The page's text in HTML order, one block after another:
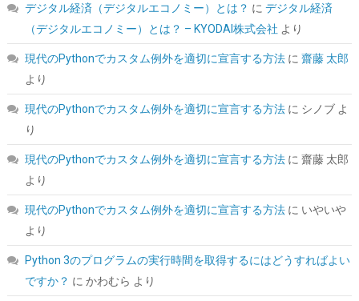
ュ256MB NAS メーカー保証3年 WD80EFAX-AJP エコパッケージ
【国内正規取扱代理店】
(542396) GBP 284.98 (2026-08-08 04:05 GMT +09:00 時点 -詳細は
こちら )
TEAMGROUP (旧称 Team) T-FORCE DELTA RGB DDR5 6000MHz
32GB (16GBx2枚) CL38 PC5-48000 デスクトップ用 メモリ ホワ
イト Intel XMP3.0 / AMD EXPO 両対応【TEAMジャパン 国内正規
品・メーカー無期限保証】FF4D532G6000HC38ADC01
デジタル経済（デジタルエコノミー）とは？ に デジタル経済
（デジタルエコノミー）とは？ – KYODAI株式会社 より
現代のPythonでカスタム例外を適切に宣言する方法に 齋藤 太郎
より
現代のPythonでカスタム例外を適切に宣言する方法に シノブよ
り
現代のPythonでカスタム例外を適切に宣言する方法に 齋藤 太郎
より
現代のPythonでカスタム例外を適切に宣言する方法に いやいや
より
Python 3のプログラムの実行時間を取得するにはどうすればよい
ですか？ に かわむら より